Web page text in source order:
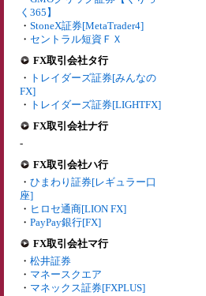
く365】
・ StoneX証券[MetaTrader4]
・ セントラル短資ＦＸ
FX取引会社タ行
・ トレイダーズ証券[みんなの
FX]
・ トレイダーズ証券[LIGHTFX]
FX取引会社ナ行
-
FX取引会社ハ行
・ ひまわり証券[レギュラー口
座]
・ ヒロセ通商[LION FX]
・ PayPay銀行[FX]
FX取引会社マ行
・ 松井証券
・ マネースクエア
・ マネックス証券[FXPLUS]